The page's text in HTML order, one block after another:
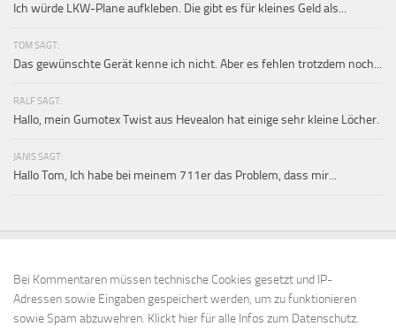
Ich würde LKW-Plane aufkleben. Die gibt es für kleines Geld als...
TOM SAGT:
Das gewünschte Gerät kenne ich nicht. Aber es fehlen trotzdem noch...
RALF SAGT:
Hallo, mein Gumotex Twist aus Hevealon hat einige sehr kleine Löcher.
JANIS SAGT:
Hallo Tom, Ich habe bei meinem 711er das Problem, dass mir...
Bei Kommentaren müssen technische Cookies gesetzt und IP-
Adressen sowie Eingaben gespeichert werden, um zu funktionieren
sowie Spam abzuwehren. Klickt hier für alle Infos zum Datenschutz.